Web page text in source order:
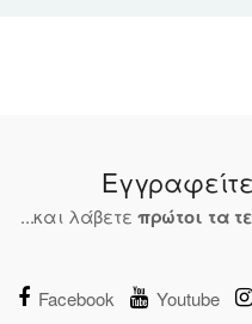
...και λάβετε πρώτοι τα
Facebook Youtube